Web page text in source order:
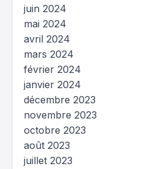
juin 2024
mai 2024
avril 2024
mars 2024
février 2024
janvier 2024
décembre 2023
novembre 2023
octobre 2023
août 2023
juillet 2023